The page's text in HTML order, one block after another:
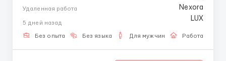
работать удалённо и развиваться в сфере онлайн-
переписку — отвечать на сообщения —
сопровождать клиентов — работать с внутренней
Удаленная работа
5 дней назад
Без опыта Без языка Для мужчин Работа